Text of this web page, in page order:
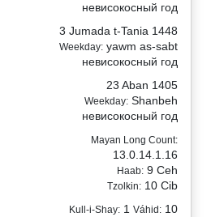
невисокосный год
3 Jumada t-Tania 1448
Weekday: yawm as-sabt
невисокосный год
23 Aban 1405
Weekday: Shanbeh
невисокосный год
Mayan Long Count:
13.0.14.1.16
Haab: 9 Ceh
Tzolkin: 10 Cib
Kull-i-Shay: 1 Váhid: 10